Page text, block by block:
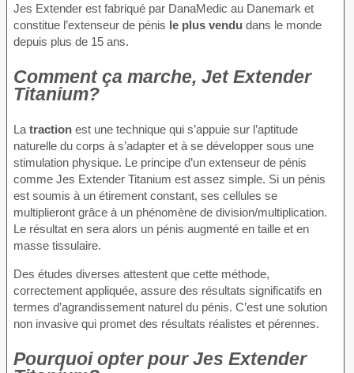
Jes Extender est fabriqué par DanaMedic au Danemark et
constitue l’extenseur de pénis le plus vendu dans le monde
depuis plus de 15 ans.
Comment ça marche, Jet Extender
Titanium?
La traction est une technique qui s’appuie sur l’aptitude
naturelle du corps à s’adapter et à se développer sous une
stimulation physique. Le principe d’un extenseur de pénis
comme Jes Extender Titanium est assez simple. Si un pénis
est soumis à un étirement constant, ses cellules se
multiplieront grâce à un phénomène de division/multiplication.
Le résultat en sera alors un pénis augmenté en taille et en
masse tissulaire.
Des études diverses attestent que cette méthode,
correctement appliquée, assure des résultats significatifs en
termes d’agrandissement naturel du pénis. C’est une solution
non invasive qui promet des résultats réalistes et pérennes.
Pourquoi opter pour Jes Extender